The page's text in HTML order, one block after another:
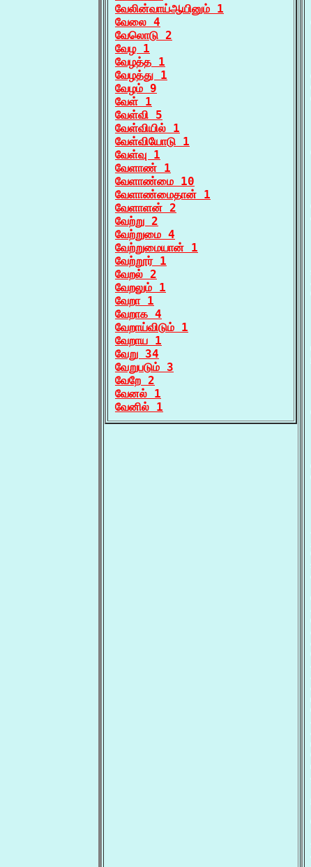
வேலின்வாய்ஆயினும் 1
வேலை 4
வேலொடு 2
வேழ 1
வேழத்த 1
வேழத்து 1
வேழம் 9
வேள் 1
வேள்வி 5
வேள்வியில் 1
வேள்வியோடு 1
வேள்வு 1
வேளாண் 1
வேளாண்மை 10
வேளாண்மைதான் 1
வேளாளன் 2
வேற்று 2
வேற்றுமை 4
வேற்றுமையான் 1
வேற்றூர் 1
வேறல் 2
வேறலும் 1
வேறா 1
வேறாக 4
வேறாய்விடும் 1
வேறாய 1
வேறு 34
வேறுபடும் 3
வேறே 2
வேனல் 1
வேனில் 1